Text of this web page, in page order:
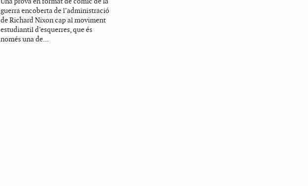
guerra encoberta de l’administració
de Richard Nixon cap al moviment
estudiantil d’esquerres, que és
només una de...